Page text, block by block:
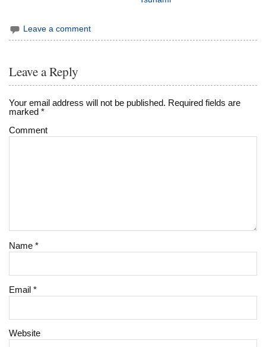
Leave a comment
Leave a Reply
Your email address will not be published. Required fields are
marked*
Comment
Name*
Email*
Website